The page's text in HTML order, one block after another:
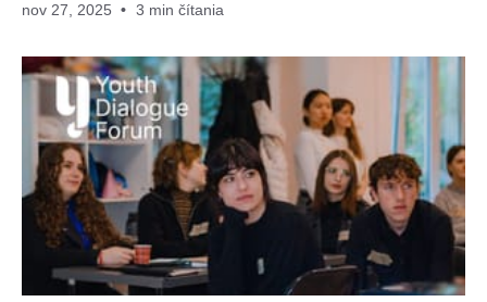
nov 27, 2025 3 min čítania